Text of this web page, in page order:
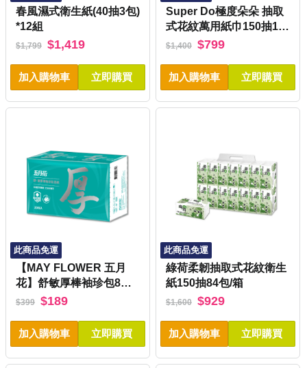
春風濕式衛生紙(40抽3包)
*12組
$1,799 $1,419
加入購物車 立即購買
Super Do極度朵朵 抽取
式花紋萬用紙巾150抽14
包6串/箱
$1,400 $799
加入購物車 立即購買
此商品免運
【MAY FLOWER 五月
花】舒敏厚棒袖珍包8抽2
0包
$399 $189
加入購物車 立即購買
此商品免運
綠荷柔韌抽取式花紋衛生
紙150抽84包/箱
$1,600 $929
加入購物車 立即購買